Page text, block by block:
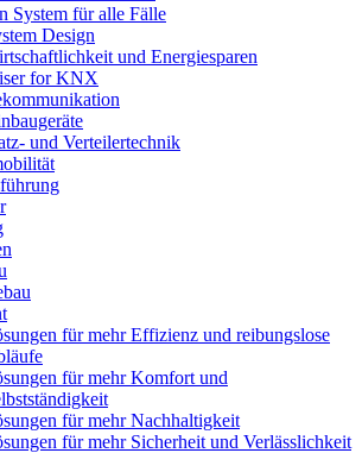
System für alle Fälle
Design
und Energiesparen
for KNX
und Verteilertechnik
für mehr Effizienz und reibungslose
für mehr Komfort und
für mehr Nachhaltigkeit
für mehr Sicherheit und Verlässlichkeit